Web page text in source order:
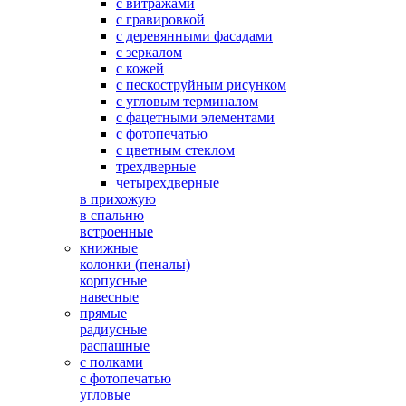
с витражами
с гравировкой
с деревянными фасадами
с зеркалом
с кожей
с пескоструйным рисунком
с угловым терминалом
с фацетными элементами
с фотопечатью
с цветным стеклом
трехдверные
четырехдверные
в прихожую
в спальню
встроенные
книжные
колонки (пеналы)
корпусные
навесные
прямые
радиусные
распашные
с полками
с фотопечатью
угловые